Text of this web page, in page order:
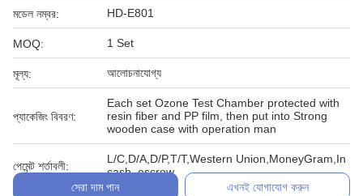
মডেল নম্বর: HD-E801
MOQ: 1 Set
মূল্য: আলোচনাযোগ্য
প্যাকেজিং বিবরণ:
Each set Ozone Test Chamber protected with
resin fiber and PP film, then put into Strong
wooden case with operation man
পেমেন্ট শর্তাবলী:
L/C,D/A,D/P,T/T,Western Union,MoneyGram,In
cash, escrow
সেরা দাম পান
এখনই যোগাযোগ করুন